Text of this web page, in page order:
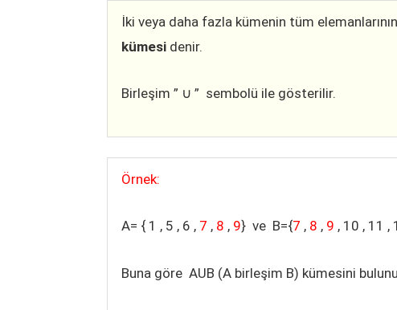
İki veya daha fazla kümenin tüm
kümesi denir.
Birleşim ” ∪ ” sembolü ile gösterilir.
Örnek:
A= { 1 , 5 , 6 , 7 , 8 , 9} ve B={7 , 8 , 9 , 10 , 11 ,
Buna göre AUB (A birleşim B) kümesini